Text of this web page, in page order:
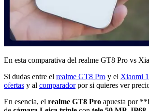
En esta comparativa del realme GT8 Pro vs
Si dudas entre el realme GT8 Pro y el Xiaomi
ofertas y al comparadorpor si quieres ver
En esencia, el realme GT8 Pro apuesta por